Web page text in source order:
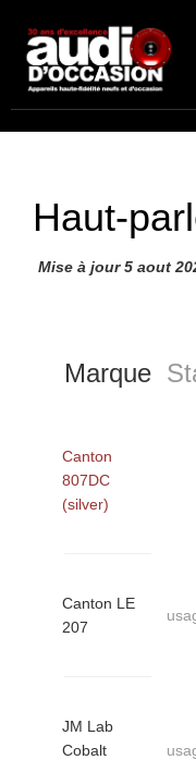
Haut-
Mise à jour 5 aout
Marque
Canton
807DC
(silver)
Canton LE
207
JM Lab
Cobalt